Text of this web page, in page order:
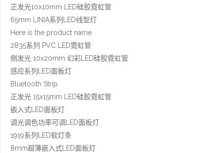
正发光10x10mm LED硅胶霓虹管
65mm LINIA系列LED线型灯
Here is the product name
2835系列 PVC LED霓虹管
侧发光 10x20mm 幻彩LED硅胶霓虹管
感应系列LED面板灯
Bluetooth Strip
正发光 15x15mm LED硅胶霓虹管
嵌入式LED面板灯
调光调色功率可调LED面板灯
1919系列LED软灯条
8mm超薄嵌入式LED面板灯